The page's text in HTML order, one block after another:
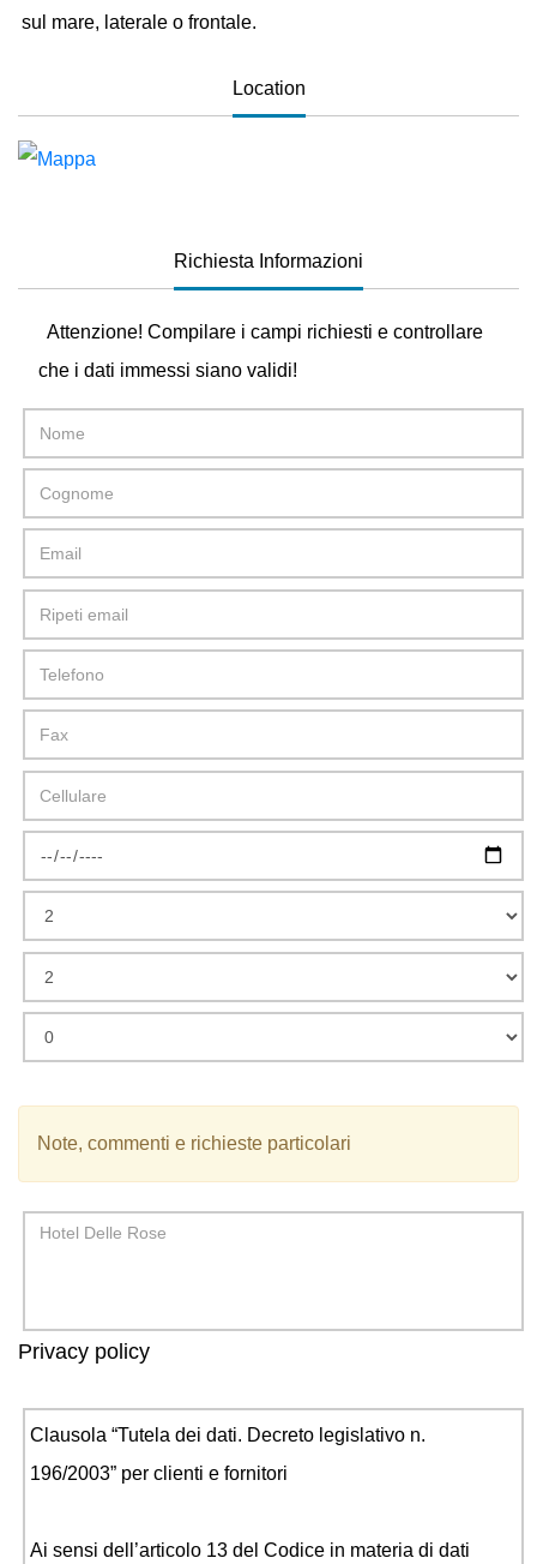
sul mare, laterale o frontale.
Location
Richiesta Informazioni
Attenzione! Compilare i campi richiesti e controllare
che i dati immessi siano validi!
Note, commenti e richieste particolari
Privacy policy
Clausola “Tutela dei dati. Decreto legislativo n.
196/2003” per clienti e fornitori
Ai sensi dell’articolo 13 del Codice in materia di dati